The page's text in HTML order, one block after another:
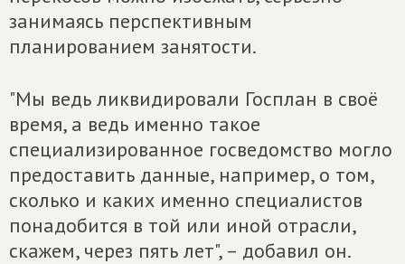
занимаясь перспективным
планированием занятости.
"Мы ведь ликвидировали Госплан в своё
время, а ведь именно такое
специализированное госведомство могло
предоставить данные, например, о том,
сколько и каких именно специалистов
понадобится в той или иной отрасли,
скажем, через пять лет", – добавил он.